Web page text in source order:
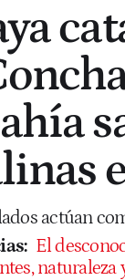
actúan
El